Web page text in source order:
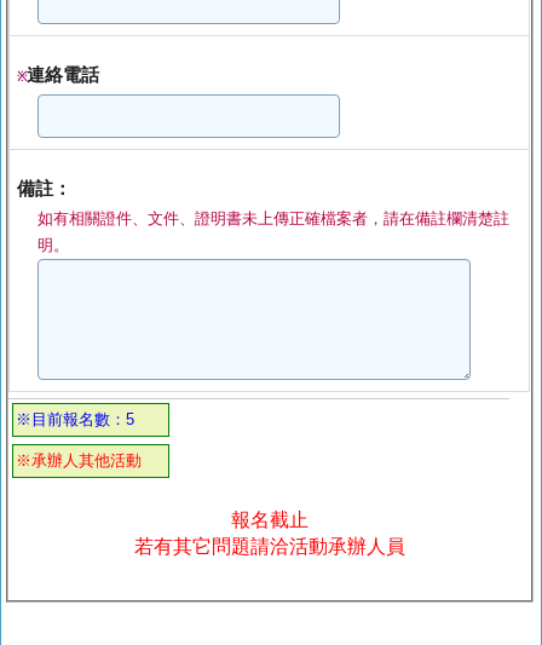
※連絡電話
備註：
如有相關證件、文件、證明書未上傳正確檔案者，請在備註欄清楚註
明。
※目前報名數：5
※承辦人其他活動
報名截止
若有其它問題請洽活動承辦人員